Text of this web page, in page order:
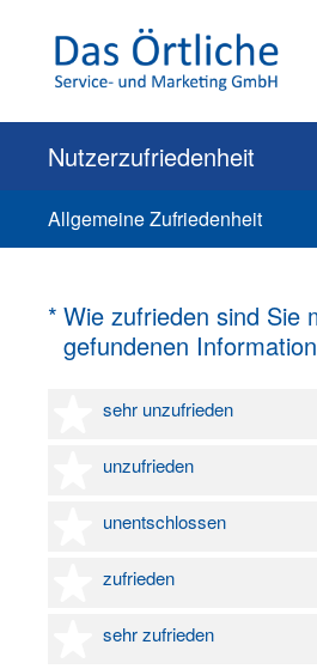
Nutzerzufriedenheit
Allgemeine Zufriedenheit
* Wie zufrieden sind Sie
gefundenen
(Erforderlich.)
sehr unzufrieden
1 Stern
unzufrieden
2 Sterne
unentschlossen
3 Sterne
zufrieden
4 Sterne
sehr zufrieden
5 Sterne